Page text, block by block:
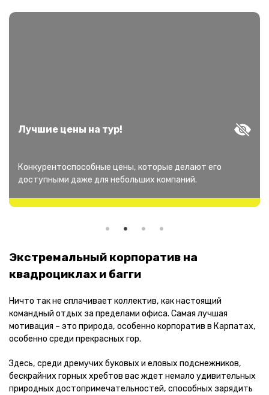
Лучшие цены на тур!
Конкурентоспособные цены, которые делают его
доступными даже для небольших компаний.
Экстремальный корпоратив на
квадроциклах и багги
Ничто так не сплачивает коллектив, как настоящий
командный отдых за пределами офиса. Самая лучшая
мотивация – это природа, особенно корпоратив в Карпатах,
особенно среди прекрасных гор.
Здесь, среди дремучих буковых и еловых подснежников,
бескрайних горных хребтов вас ждет немало удивительных
природных достопримечательностей, способных зарядить